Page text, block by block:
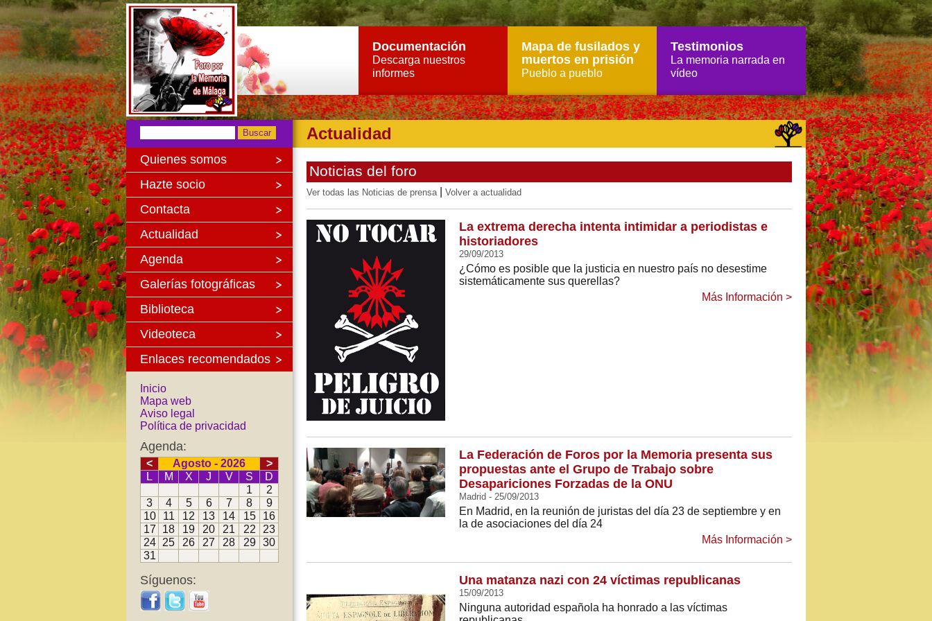
Documentación
Descarga nuestros
informes
Mapa de fusilados y
muertos en prisión
Pueblo a pueblo
Testimonios
La memoria narrada en
vídeo
Quienes somos
Hazte socio
Contacta
Actualidad
Agenda
Galerías fotográficas
Biblioteca
Videoteca
Enlaces recomendados
Inicio
Mapa web
Aviso legal
Política de privacidad
Agenda:
< Agosto - 2026
>
L
M X J V S
D
1
2
3
4 5 6 7 8
9
10
11 12 13 14 15
16
17
18 19 20 21 22
23
24
25 26 27 28 29
30
31
Síguenos:
Actualidad
Noticias del foro
Ver todas las Noticias de prensa Volver a actualidad
La extrema derecha intenta intimidar a periodistas e
historiadores
29/09/2013
¿Cómo es posible que la justicia en nuestro país no desestime
sistemáticamente sus querellas?
Más Información >
La Federación de Foros por la Memoria presenta sus
propuestas ante el Grupo de Trabajo sobre
Desapariciones Forzadas de la ONU
Madrid - 25/09/2013
En Madrid, en la reunión de juristas del día 23 de septiembre y en
la de asociaciones del día 24
Más Información >
Una matanza nazi con 24 víctimas republicanas
15/09/2013
Ninguna autoridad española ha honrado a las víctimas